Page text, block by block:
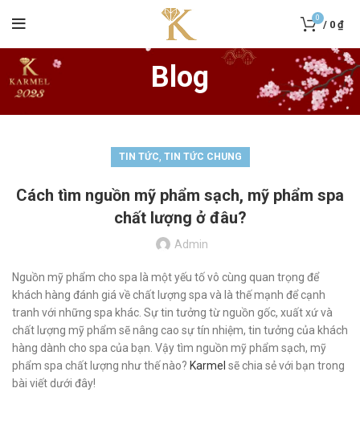
0
/ 0 ₫
Blog
TIN TỨC, TIN TỨC CHUNG
Cách tìm nguồn mỹ phẩm sạch, mỹ phẩm spa
chất lượng ở đâu?
Admin
Nguồn mỹ phẩm cho spa là một yếu tố vô cùng quan trọng để
khách hàng đánh giá về chất lượng spa và là thế mạnh để cạnh
tranh với những spa khác. Sự tin tưởng từ nguồn gốc, xuất xứ và
chất lượng mỹ phẩm sẽ nâng cao sự tín nhiệm, tin tưởng của khách
hàng dành cho spa của bạn. Vậy tìm nguồn mỹ phẩm sạch, mỹ
phẩm spa chất lượng như thế nào? Karmel sẽ chia sẻ với bạn trong
bài viết dưới đây!